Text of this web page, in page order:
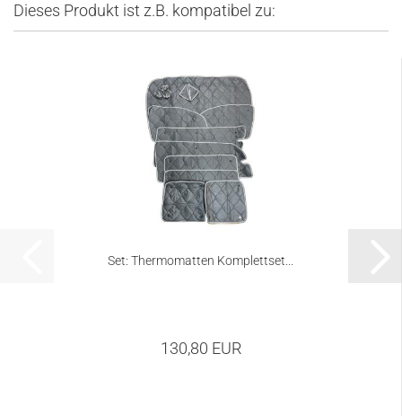
Dieses Produkt ist z.B. kompatibel zu:
Set: Thermomatten Komplettset...
130,80 EUR